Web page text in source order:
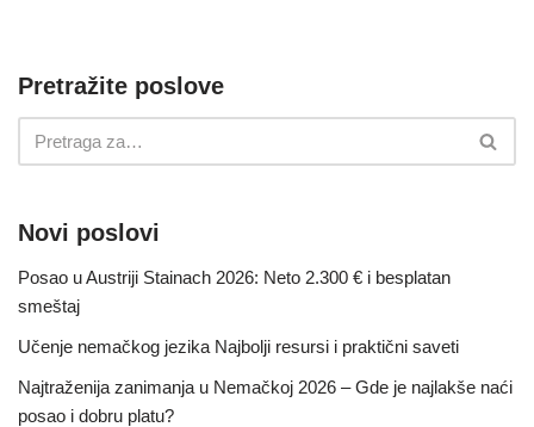
Pretražite poslove
Novi poslovi
Posao u Austriji Stainach 2026: Neto 2.300 € i besplatan
smeštaj
Učenje nemačkog jezika Najbolji resursi i praktični saveti
Najtraženija zanimanja u Nemačkoj 2026 – Gde je najlakše naći
posao i dobru platu?